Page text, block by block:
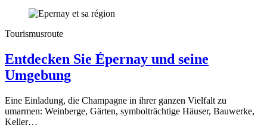
Tourismusroute
Entdecken Sie Épernay und seine
Umgebung
Eine Einladung, die Champagne in ihrer ganzen Vielfalt zu
umarmen: Weinberge, Gärten, symbolträchtige Häuser, Bauwerke,
Keller…